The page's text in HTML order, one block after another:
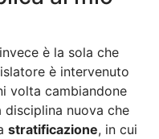
è la sola che
è intervenuto
volta cambiandone
nuova che
stratificazione, in cui